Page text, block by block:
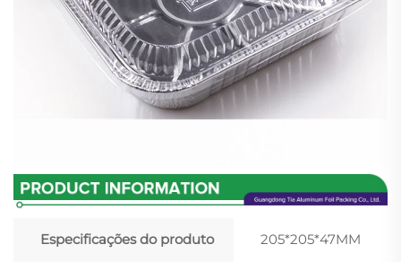
Especificações do produto 205*205*47MM